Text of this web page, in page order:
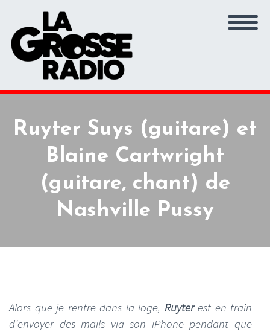
Ruyter Suys (guitare) et
Blaine Cartwright
(guitare, chant) de
Nashville Pussy
Alors que je rentre dans la loge, Ruyterest en train
d’envoyer des mails via son iPhone pendant que